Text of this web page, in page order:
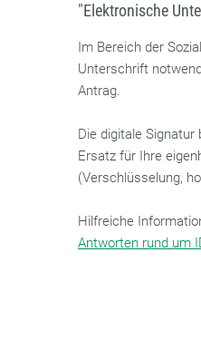
"Elektronische
Im Bereich der
Unterschrift
Antrag.
Die digitale
Ersatz für Ihre
(Verschlüsselung,
Hilfreiche
Antworten rund um